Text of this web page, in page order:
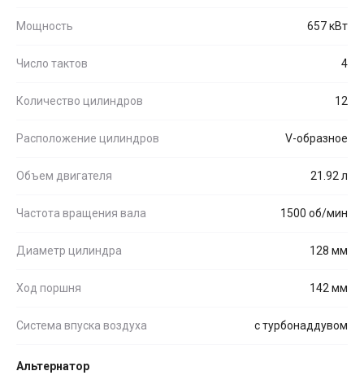
Мощность 657 кВт
Число тактов 4
Количество цилиндров 12
Расположение цилиндров V-образное
Объем двигателя 21.92 л
Частота вращения вала 1500 об/мин
Диаметр цилиндра 128 мм
Ход поршня 142 мм
Система впуска воздуха с турбонаддувом
Альтернатор